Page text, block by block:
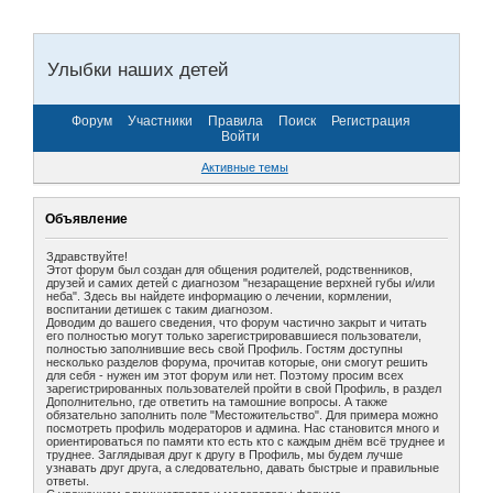
Улыбки наших детей
Форум Участники Правила Поиск
Регистрация
Войти
Активные темы
Объявление
Здравствуйте!
Этот форум был создан для общения родителей, родственников,
друзей и самих детей с диагнозом "незаращение верхней губы и/или
неба". Здесь вы найдете информацию о лечении, кормлении,
воспитании детишек с таким диагнозом.
Доводим до вашего сведения, что форум частично закрыт и читать
его полностью могут только зарегистрировавшиеся пользователи,
полностью заполнившие весь свой Профиль. Гостям доступны
несколько разделов форума, прочитав которые, они смогут решить
для себя - нужен им этот форум или нет. Поэтому просим всех
зарегистрированных пользователей пройти в свой Профиль, в раздел
Дополнительно, где ответить на тамошние вопросы. А также
обязательно заполнить поле "Местожительство". Для примера можно
посмотреть профиль модераторов и админа. Нас становится много и
ориентироваться по памяти кто есть кто с каждым днём всё труднее и
труднее. Заглядывая друг к другу в Профиль, мы будем лучше
узнавать друг друга, а следовательно, давать быстрые и правильные
ответы.